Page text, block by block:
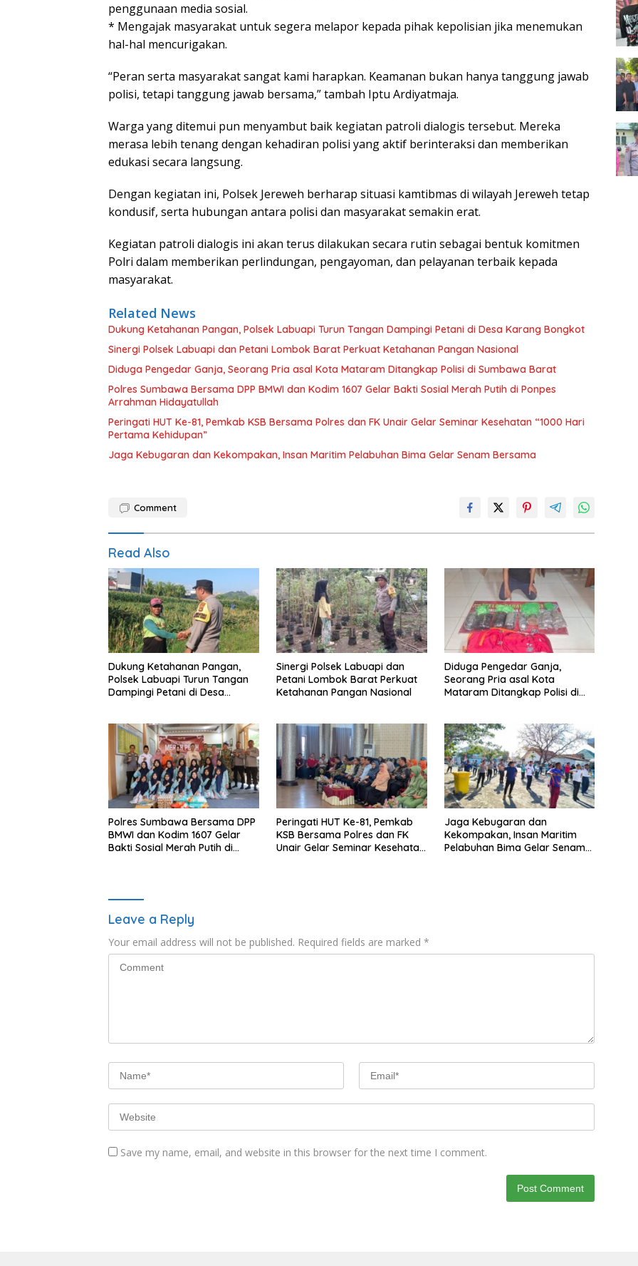
penggunaan media sosial.
* Mengajak masyarakat untuk segera melapor kepada pihak kepolisian jika menemukan
hal-hal mencurigakan.
“Peran serta masyarakat sangat kami harapkan. Keamanan bukan hanya tanggung jawab
polisi, tetapi tanggung jawab bersama,” tambah Iptu Ardiyatmaja.
Warga yang ditemui pun menyambut baik kegiatan patroli dialogis tersebut. Mereka
merasa lebih tenang dengan kehadiran polisi yang aktif berinteraksi dan memberikan
edukasi secara langsung.
Dengan kegiatan ini, Polsek Jereweh berharap situasi kamtibmas di wilayah Jereweh tetap
kondusif, serta hubungan antara polisi dan masyarakat semakin erat.
Kegiatan patroli dialogis ini akan terus dilakukan secara rutin sebagai bentuk komitmen
Polri dalam memberikan perlindungan, pengayoman, dan pelayanan terbaik kepada
masyarakat.
Related News
Dukung Ketahanan Pangan, Polsek Labuapi Turun Tangan Dampingi Petani di Desa Karang Bongkot
Sinergi Polsek Labuapi dan Petani Lombok Barat Perkuat Ketahanan Pangan Nasional
Diduga Pengedar Ganja, Seorang Pria asal Kota Mataram Ditangkap Polisi di Sumbawa Barat
Polres Sumbawa Bersama DPP BMWI dan Kodim 1607 Gelar Bakti Sosial Merah Putih di Ponpes
Arrahman Hidayatullah
Peringati HUT Ke-81, Pemkab KSB Bersama Polres dan FK Unair Gelar Seminar Kesehatan “1000 Hari
Pertama Kehidupan”
Jaga Kebugaran dan Kekompakan, Insan Maritim Pelabuhan Bima Gelar Senam Bersama
Comment
Read Also
Dukung Ketahanan Pangan,
Polsek Labuapi Turun Tangan
Dampingi Petani di Desa
Sinergi Polsek Labuapi dan
Petani Lombok Barat Perkuat
Ketahanan Pangan Nasional
Diduga Pengedar Ganja,
Seorang Pria asal Kota
Mataram Ditangkap Polisi di
Polres Sumbawa Bersama DPP
BMWI dan Kodim 1607 Gelar
Bakti Sosial Merah Putih di
Peringati HUT Ke-81, Pemkab
KSB Bersama Polres dan FK
Unair Gelar Seminar Kesehatan
Jaga Kebugaran dan
Kekompakan, Insan Maritim
Pelabuhan Bima Gelar Senam
Leave a Reply
Your email address will not be published. Required fields are marked *
Save my name, email, and website in this browser for the next time I comment.